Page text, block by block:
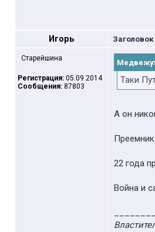
Игорь
Старейшина
Регистрация: 05.09.2014
Сообщения: 87803
Таки
А он
22 года
Война и